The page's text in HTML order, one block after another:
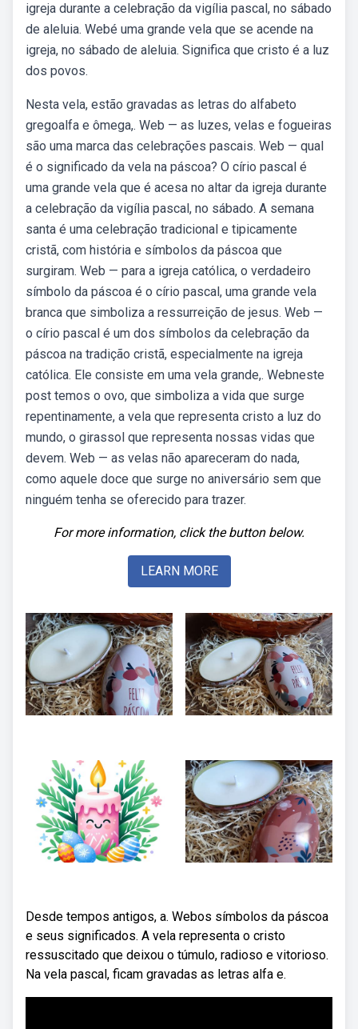
igreja durante a celebração da vigília pascal, no sábado
de aleluia. Webé uma grande vela que se acende na
igreja, no sábado de aleluia. Significa que cristo é a luz
dos povos.
Nesta vela, estão gravadas as letras do alfabeto
gregoalfa e ômega,. Web — as luzes, velas e fogueiras
são uma marca das celebrações pascais. Web — qual
é o significado da vela na páscoa? O círio pascal é
uma grande vela que é acesa no altar da igreja durante
a celebração da vigília pascal, no sábado. A semana
santa é uma celebração tradicional e tipicamente
cristã, com história e símbolos da páscoa que
surgiram. Web — para a igreja católica, o verdadeiro
símbolo da páscoa é o círio pascal, uma grande vela
branca que simboliza a ressurreição de jesus. Web —
o círio pascal é um dos símbolos da celebração da
páscoa na tradição cristã, especialmente na igreja
católica. Ele consiste em uma vela grande,. Webneste
post temos o ovo, que simboliza a vida que surge
repentinamente, a vela que representa cristo a luz do
mundo, o girassol que representa nossas vidas que
devem. Web — as velas não apareceram do nada,
como aquele doce que surge no aniversário sem que
ninguém tenha se oferecido para trazer.
For more information, click the button below.
LEARN MORE
Desde tempos antigos, a. Webos símbolos da páscoa
e seus significados. A vela representa o cristo
ressuscitado que deixou o túmulo, radioso e vitorioso.
Na vela pascal, ficam gravadas as letras alfa e.